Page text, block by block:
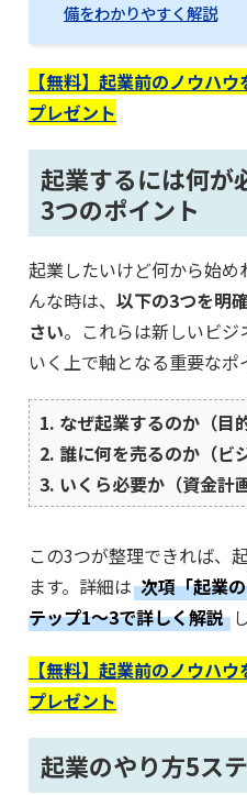
備をわかりやすく解説
【無料】起業前のノウハ
プレゼント
起業するには何が
3つのポイント
起業したいけど何から始
んな時は、 以下の3つを明
さい。これらは新しいビジ
いく上で軸となる重要なポ
1. なぜ起業するのか（目的
2. 誰に何を売るのか（ビ
3. いくら必要か（資金計画
この3つが整理できれば、
ます。詳細は 次項「起業
テップ1〜3で詳しく解説
【無料】起業前のノウハ
プレゼント
起業のやり方5ス